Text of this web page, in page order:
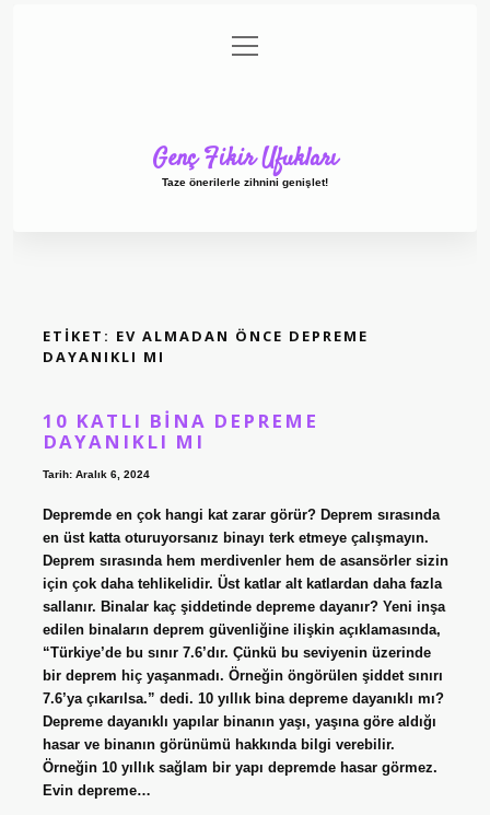
Gizlilik Politikası
menüyü
aç
Genç Fikir Ufukları
Taze önerilerle zihnini genişlet!
ETIKET: EV ALMADAN ÖNCE DEPREME
DAYANIKLI MI
10 KATLI BINA DEPREME
DAYANIKLI MI
Tarih: Aralık 6, 2024
Depremde en çok hangi kat zarar görür? Deprem sırasında
en üst katta oturuyorsanız binayı terk etmeye çalışmayın.
Deprem sırasında hem merdivenler hem de asansörler sizin
için çok daha tehlikelidir. Üst katlar alt katlardan daha fazla
sallanır. Binalar kaç şiddetinde depreme dayanır? Yeni inşa
edilen binaların deprem güvenliğine ilişkin açıklamasında,
“Türkiye’de bu sınır 7.6’dır. Çünkü bu seviyenin üzerinde
bir deprem hiç yaşanmadı. Örneğin öngörülen şiddet sınırı
7.6’ya çıkarılsa.” dedi. 10 yıllık bina depreme dayanıklı mı?
Depreme dayanıklı yapılar binanın yaşı, yaşına göre aldığı
hasar ve binanın görünümü hakkında bilgi verebilir.
Örneğin 10 yıllık sağlam bir yapı depremde hasar görmez.
Evin depreme…